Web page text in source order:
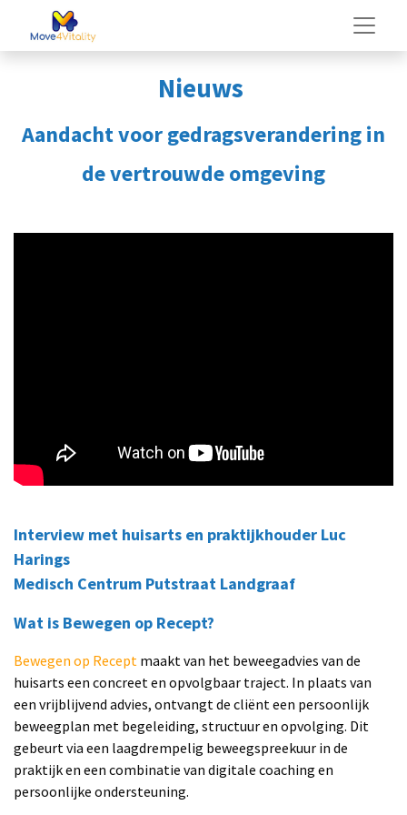
Nieuws
Aandacht voor gedragsverandering in
de vertrouwde omgeving
Interview met huisarts en praktijkhouder Luc
Harings
Medisch Centrum Putstraat Landgraaf
Wat is Bewegen op Recept?
Bewegen op Recept maakt van het beweegadvies van de
huisarts een concreet en opvolgbaar traject. In plaats van
een vrijblijvend advies, ontvangt de cliënt een persoonlijk
beweegplan met begeleiding, structuur en opvolging. Dit
gebeurt via een laagdrempelig beweegspreekuur in de
praktijk en een combinatie van digitale coaching en
persoonlijke ondersteuning.